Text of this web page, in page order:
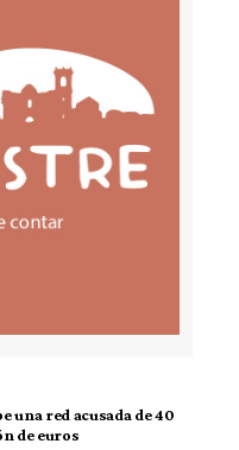
una red acusada de 40
de euros